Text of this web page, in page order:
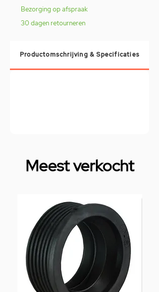
Bezorging op afspraak
30 dagen retourneren
Productomschrijving & Specificaties
Meest verkocht